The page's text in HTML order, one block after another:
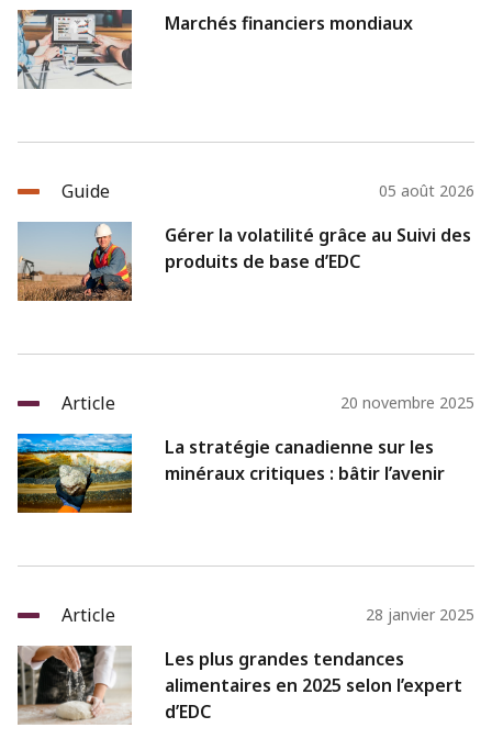
Marchés financiers mondiaux
Guide 05 août 2026
Gérer la volatilité grâce au Suivi des
produits de base d’EDC
Article 20 novembre 2025
La stratégie canadienne sur les
minéraux critiques : bâtir l’avenir
Article 28 janvier 2025
Les plus grandes tendances
alimentaires en 2025 selon l’expert
d’EDC